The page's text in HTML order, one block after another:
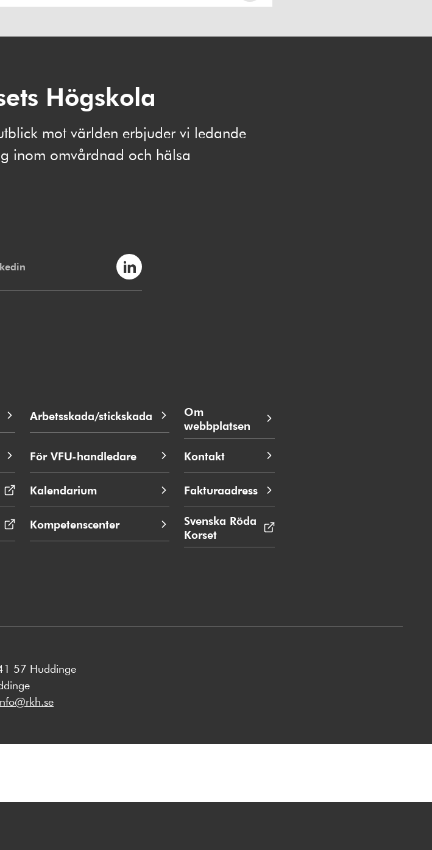
Högskola
mot världen erbjuder vi ledande
inom omvårdnad och hälsa
Arbetsskada/stickskada
För VFU-handledare
Kalendarium
Kompetenscenter
Om
webbplatsen
Kontakt
Fakturaadress
Svenska Röda
Korset
i
57 Huddinge